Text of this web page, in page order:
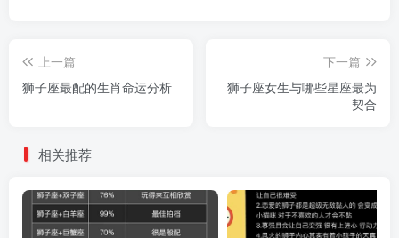
上一篇
狮子座最配的生肖命运分析
下一篇
狮子座女生与哪些星座最为
契合
相关推荐